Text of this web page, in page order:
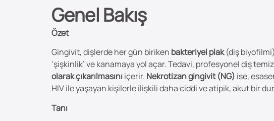
Genel Bakış
Özet
Gingivit, dişlerde her gün biriken bakteriyel plak(diş biyofilmi)
‘şişkinlik’ ve kanamaya yol açar. Tedavi, profesyonel diş
olarak çıkarılmasını içerir. Nekrotizan gingivit (NG) ise,
HIV ile yaşayan kişilerle ilişkili daha ciddi ve atipik, akut bir
Tanı